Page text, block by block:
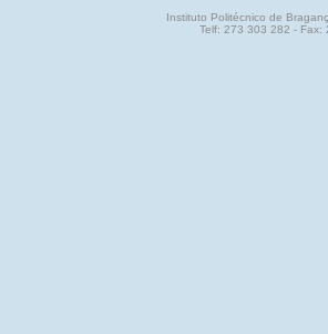
Instituto Politécnico de
Telf: 273 303 282 - Fax: